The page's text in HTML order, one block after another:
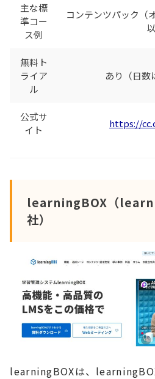
主な標
準コー
ス例
コンテンツパック（
無料ト
ライア
ル
あり（日数
公式サ
イト
https://
learningBOX（
社）
learningBOXは、